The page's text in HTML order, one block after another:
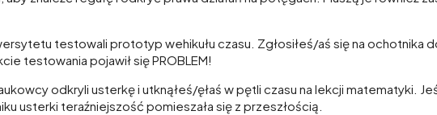
testowali prototyp wehikułu czasu. Zgłosiłeś/aś się na
testowania pojawił się PROBLEM!
odkryli usterkę i utknąłeś/ęłaś w pętli czasu na lekcji matematyki.
usterki teraźniejszość pomieszała się z przeszłością.